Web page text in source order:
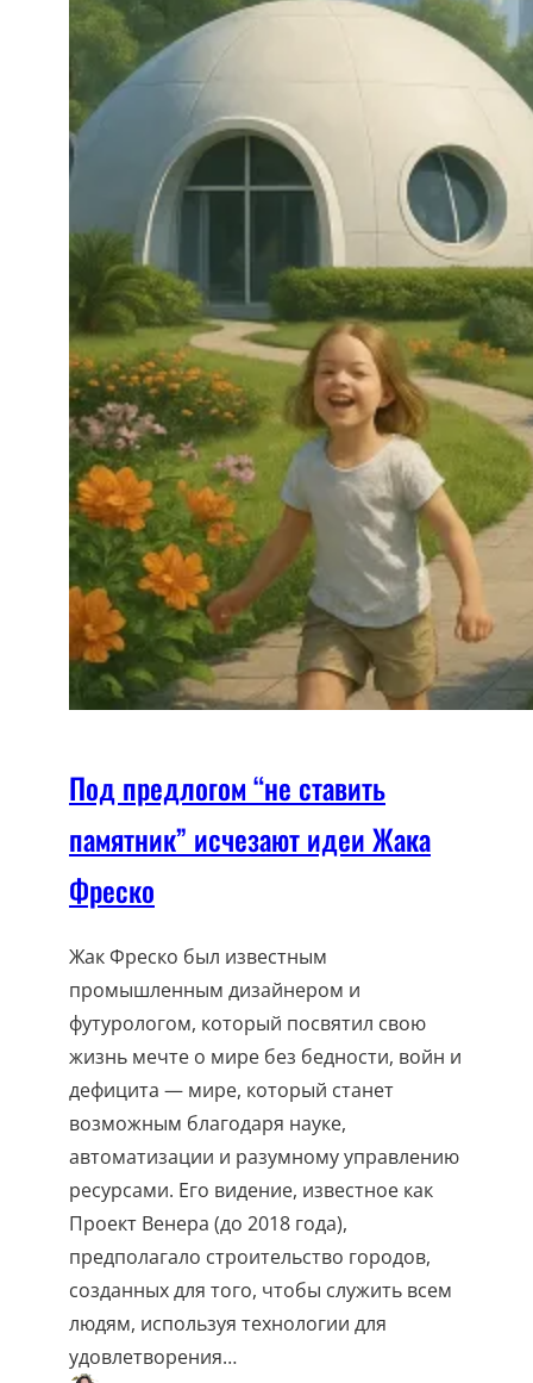
Под предлогом “не ставить
памятник” исчезают идеи Жака
Фреско
Жак Фреско был известным
промышленным дизайнером и
футурологом, который посвятил свою
жизнь мечте о мире без бедности, войн и
дефицита — мире, который станет
возможным благодаря науке,
автоматизации и разумному управлению
ресурсами. Его видение, известное как
Проект Венера (до 2018 года),
предполагало строительство городов,
созданных для того, чтобы служить всем
людям, используя технологии для
удовлетворения…